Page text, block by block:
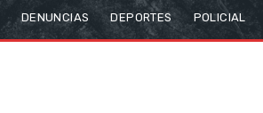
DENUNCIAS DEPORTES POLICIAL